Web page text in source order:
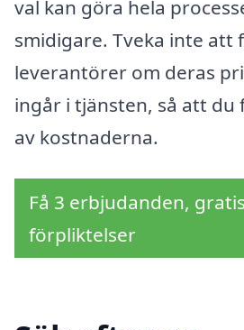
val kan göra hela
smidigare. Tveka inte att
leverantörer om deras
ingår i tjänsten, så att du
av kostnaderna.
Få 3 erbjudanden,
förpliktelser